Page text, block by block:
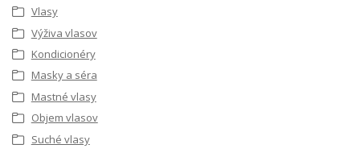
Vlasy
Výživa vlasov
Kondicionéry
Masky a séra
Mastné vlasy
Objem vlasov
Suché vlasy